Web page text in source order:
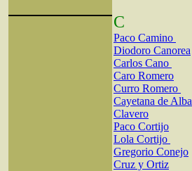
C
Paco Camino
Diodoro Canorea
Carlos Cano
Caro Romero
Curro Romero
Cayetana de Alba
Clavero
Paco Cortijo
Lola Cortijo
Gregorio Conejo
Cruz y Ortiz